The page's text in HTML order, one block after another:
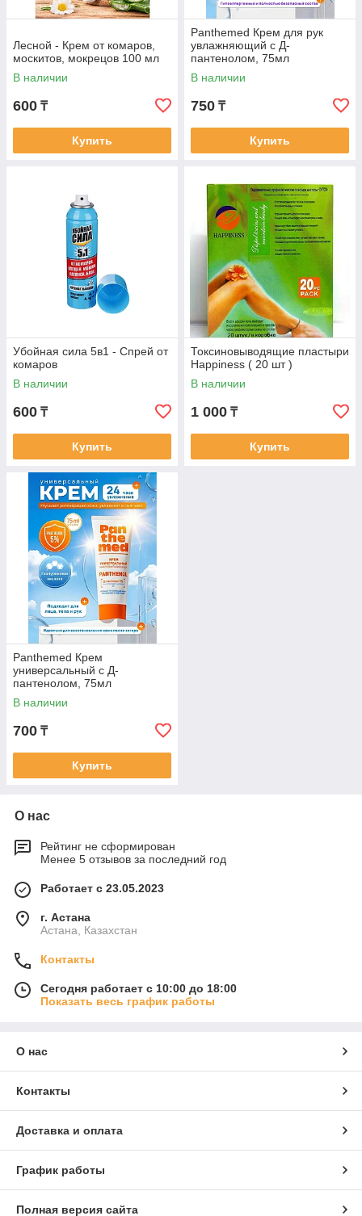
Лесной - Крем от комаров,
москитов, мокрецов 100 мл
В наличии
600 ₸
Купить
Panthemed Крем для рук
увлажняющий с Д-
пантенолом, 75мл
В наличии
750 ₸
Купить
Убойная сила 5в1 - Спрей от
комаров
В наличии
600 ₸
Купить
Токсиновыводящие пластыри
Happiness ( 20 шт )
В наличии
1 000 ₸
Купить
Panthemed Крем
универсальный с Д-
пантенолом, 75мл
В наличии
700 ₸
Купить
О нас
Рейтинг не сформирован
Менее 5 отзывов за последний год
Работает с 23.05.2023
г. Астана
Астана, Казахстан
Контакты
Сегодня работает с 10:00 до 18:00
Показать весь график работы
О нас
Контакты
Доставка и оплата
График работы
Полная версия сайта